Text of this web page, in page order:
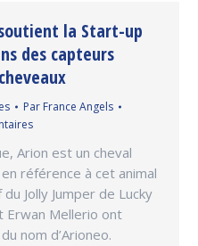
la Start-up
des capteurs
Par France Angels
Arion est un cheval
référence à cet animal
Jolly Jumper de Lucky
Erwan Mellerio ont
nom d’Arioneo.